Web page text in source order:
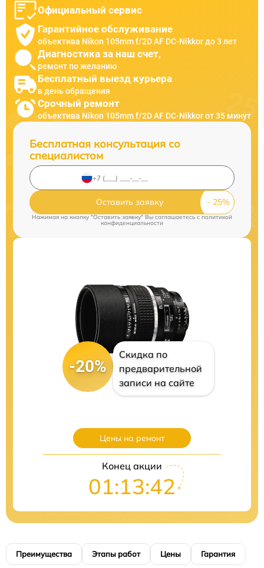
Официальный сервис
Гарантийное обслуживание
объектива Nikon 105mm f/2D AF DC-Nikkor до 3 лет
Диагностика за наш счет,
ремонт по желанию
Бесплатный выезд курьера
в день обращения
Срочный ремонт
объектива Nikon 105mm f/2D AF DC-Nikkor от 35 минут
Бесплатная консультация со
специалистом
Оставить заявку
Нажимая на кнопку "Оставить заявку" Вы соглашаетесь cполитикой
конфиденциальности
-20%
Скидка по
предварительной
записи на сайте
Цены на ремонт
Конец акции
01:13:41
Преимущества Этапы работ Цены Гарантия